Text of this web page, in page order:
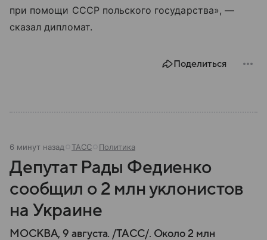
при помощи СССР польского государства», —
сказал дипломат.
Поделиться
6 минут назад ТАСС Политика
Депутат Рады Федиенко
сообщил о 2 млн уклонистов
на Украине
МОСКВА, 9 августа. /ТАСС/. Около 2 млн